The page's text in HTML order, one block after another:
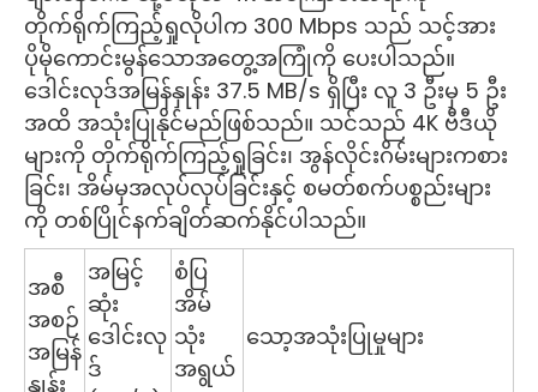
တိုက်ရိုက်ကြည့်ရှုလိုပါက 300 Mbps သည် သင့်အား
ပိုမိုကောင်းမွန်သောအတွေ့အကြုံကို ပေးပါသည်။
ဒေါင်းလုဒ်အမြန်နှုန်း 37.5 MB/s ရှိပြီး လူ 3 ဦးမှ 5 ဦး
အထိ အသုံးပြုနိုင်မည်ဖြစ်သည်။ သင်သည် 4K ဗီဒီယို
များကို တိုက်ရိုက်ကြည့်ရှုခြင်း၊ အွန်လိုင်းဂိမ်းများကစား
ခြင်း၊ အိမ်မှအလုပ်လုပ်ခြင်းနှင့် စမတ်စက်ပစ္စည်းများ
ကို တစ်ပြိုင်နက်ချိတ်ဆက်နိုင်ပါသည်။
အစီ
အစဉ်
အမြန်
နှုန်း
အမြင့်
ဆုံး
ဒေါင်းလု
ဒ်
စံပြ
အိမ်
သုံး
အရွယ်
သော့အသုံးပြုမှုများ